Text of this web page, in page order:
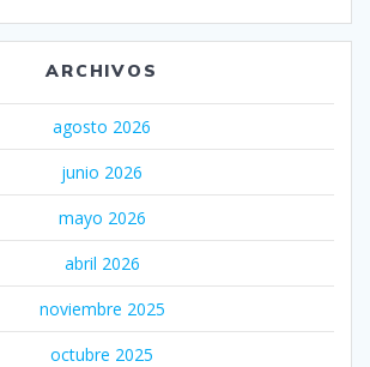
ARCHIVOS
agosto 2026
junio 2026
mayo 2026
abril 2026
noviembre 2025
octubre 2025